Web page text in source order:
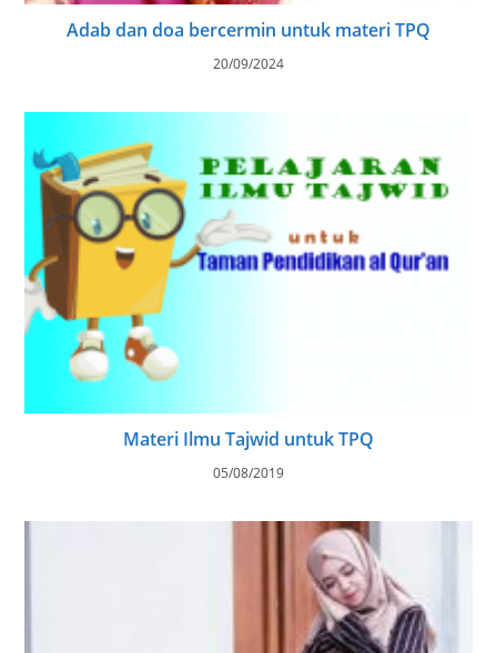
Adab dan doa bercermin untuk materi TPQ
20/09/2024
Materi Ilmu Tajwid untuk TPQ
05/08/2019